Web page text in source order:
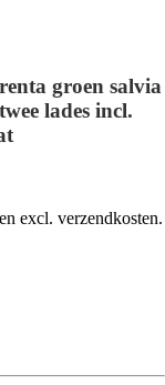
groen salvia
lades incl.
excl. verzendkosten.